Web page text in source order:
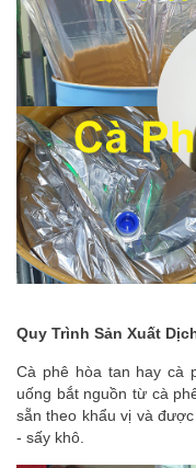
Quy Trình Sản Xuất
Cà phê hòa tan hay cà
uống bắt nguồn từ cà
sẵn theo khẩu vị và
- sấy khô.